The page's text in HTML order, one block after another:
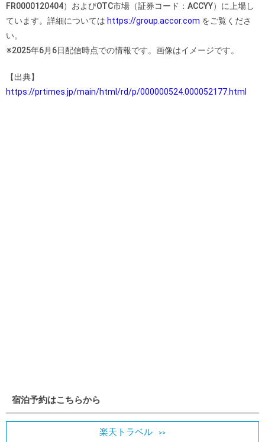
FR0000120404）およびOTC市場（証券コード：ACCYY）に上場し
ています。詳細については https://group.accor.com をご覧くださ
い。
※2025年6月6日配信時点での情報です。画像はイメージです。
【出典】
https://prtimes.jp/main/html/rd/p/000000524.000052177.html
宿泊予約はこちらから
楽天トラベル